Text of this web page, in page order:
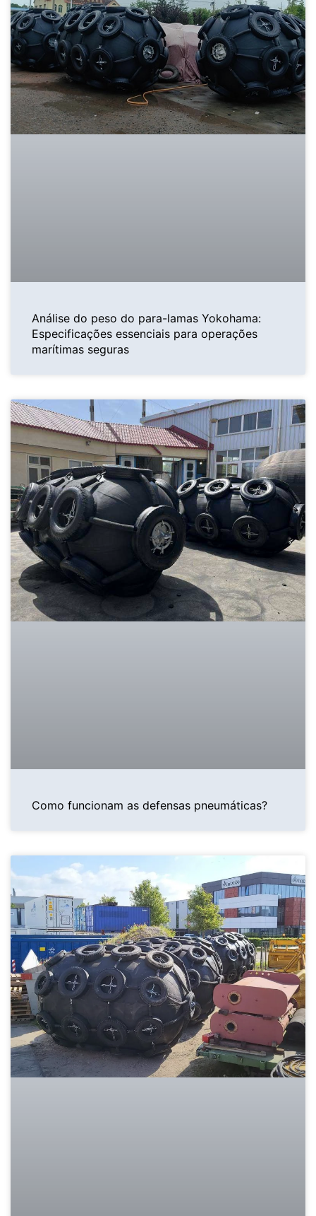
Análise do peso do para-lamas Yokohama:
Especificações essenciais para operações
marítimas seguras
Como funcionam as defensas pneumáticas?